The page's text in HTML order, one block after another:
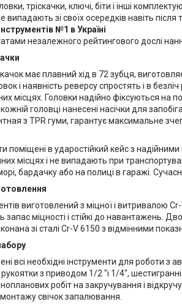
тріскачки, ключі, біти і інші
випадають зі своїх осередків навіть
№1 в Україні
незалежного рейтингового дослі
має плавний хід в 72 зубця,
і наявність реверсу спростять і в
місцях. Головки надійно фіксуються на
головці нанесені насічки для
з TPR гуми, гарантує максимальне
поміщені в ударостійкий кейс з
місцях і не випадають при
бардачку або на полиці в гаражі.
виготовлений з міцної і витривалою
міцності і стійкі до навантажень.
зі сталі Cr-V 6150 з відмінними
всі необхідні інструменти для роботи з
з приводом 1/2 "і 1/4",
робіт на закручування і
свічок запалювання.